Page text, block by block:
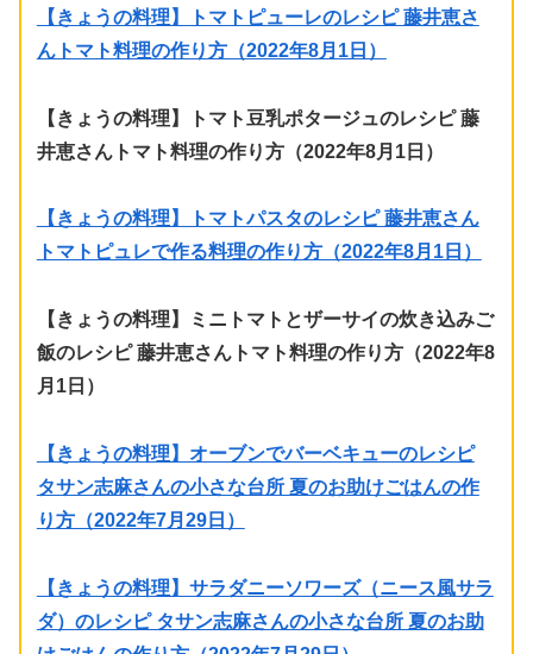
【きょうの料理】トマトピューレのレシピ 藤井恵さ
んトマト料理の作り方（2022年8月1日）
【きょうの料理】トマト豆乳ポタージュのレシピ 藤
井恵さんトマト料理の作り方（2022年8月1日）
【きょうの料理】トマトパスタのレシピ 藤井恵さん
トマトピュレで作る料理の作り方（2022年8月1日）
【きょうの料理】ミニトマトとザーサイの炊き込みご
飯のレシピ 藤井恵さんトマト料理の作り方（2022年8
月1日）
【きょうの料理】オーブンでバーベキューのレシピ
タサン志麻さんの小さな台所 夏のお助けごはんの作
り方（2022年7月29日）
【きょうの料理】サラダニーソワーズ（ニース風サラ
ダ）のレシピ タサン志麻さんの小さな台所 夏のお助